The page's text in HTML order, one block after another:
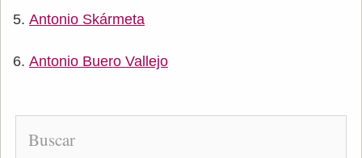
Antonio Skármeta
Antonio Buero Vallejo
Buscar